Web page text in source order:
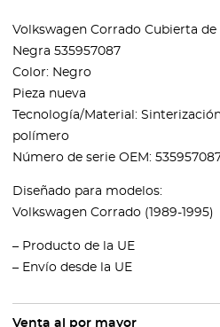
Volkswagen Corrado Cubierta
Negra 535957087
Color: Negro
Pieza nueva
Tecnología/Material:
polímero
Número de serie OEM:
Diseñado para modelos:
Volkswagen Corrado (1989-1995)
– Producto de la UE
– Envío desde la UE
Venta al por mayor